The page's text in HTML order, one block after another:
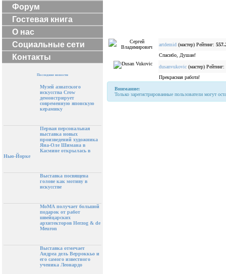
Форум
Гостевая книга
О нас
Социальные сети
Контакты
Последние новости
Музей азиатского
искусства Crow
демонстрирует
современную японскую
керамику
Первая персональная
выставка новых
произведений художника
Яна-Оле Шимана в
Касмине открылась в
Нью-Йорке
Выставка посвящена
голове как мотиву в
искусстве
МоМА получает большой
подарок от работ
швейцарских
архитекторов Herzog & de
Meuron
Выставка отмечает
Андреа дель Верроккьо и
его самого известного
ученика Леонардо
artdemid (мастер) Рейтинг:
Спасибо, Душан!
dusanvukovic (мастер) Рейтинг:
Прекрасная работа!
Внимание:
Только зарегистрированные пользователи могут